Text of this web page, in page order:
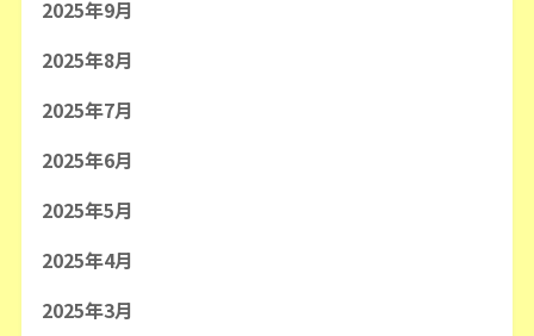
2025年9月
2025年8月
2025年7月
2025年6月
2025年5月
2025年4月
2025年3月